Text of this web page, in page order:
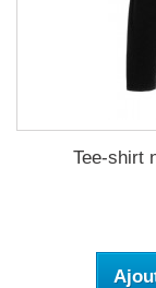
Tee-shirt